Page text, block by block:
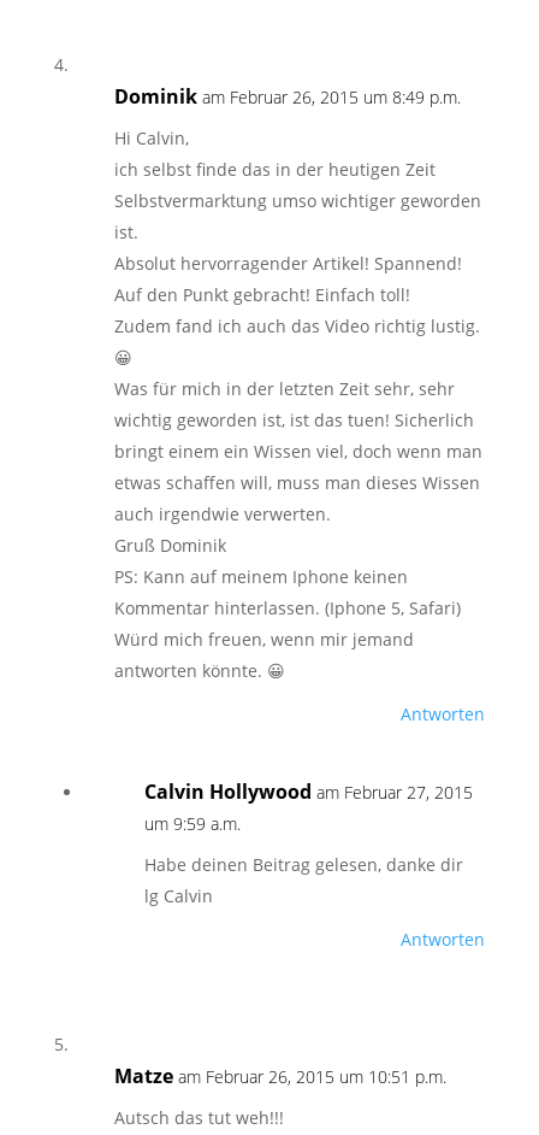
Dominik am Februar 26, 2015 um 8:49 p.m.
Hi Calvin,
ich selbst finde das in der heutigen Zeit
Selbstvermarktung umso wichtiger geworden
ist.
Absolut hervorragender Artikel! Spannend!
Auf den Punkt gebracht! Einfach toll!
Zudem fand ich auch das Video richtig lustig.
😀
Was für mich in der letzten Zeit sehr, sehr
wichtig geworden ist, ist das tuen! Sicherlich
bringt einem ein Wissen viel, doch wenn man
etwas schaffen will, muss man dieses Wissen
auch irgendwie verwerten.
Gruß Dominik
PS: Kann auf meinem Iphone keinen
Kommentar hinterlassen. (Iphone 5, Safari)
Würd mich freuen, wenn mir jemand
antworten könnte. 😀
Antworten
Calvin Hollywood am Februar 27, 2015
um 9:59 a.m.
Habe deinen Beitrag gelesen, danke dir
lg Calvin
Antworten
Matze am Februar 26, 2015 um 10:51 p.m.
Autsch das tut weh!!!